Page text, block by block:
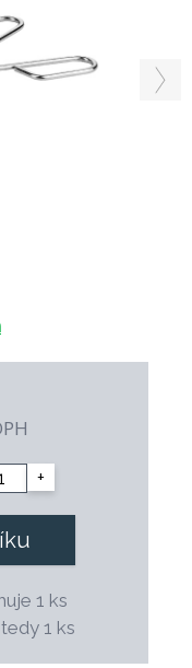
+
1 ks
1 ks